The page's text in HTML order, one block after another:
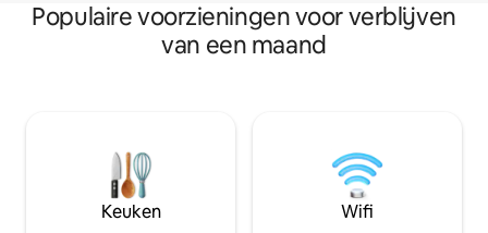
Populaire voorzieningen voor verblijven
van een maand
Keuken Wifi